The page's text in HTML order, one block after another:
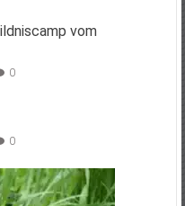
vom
0
0